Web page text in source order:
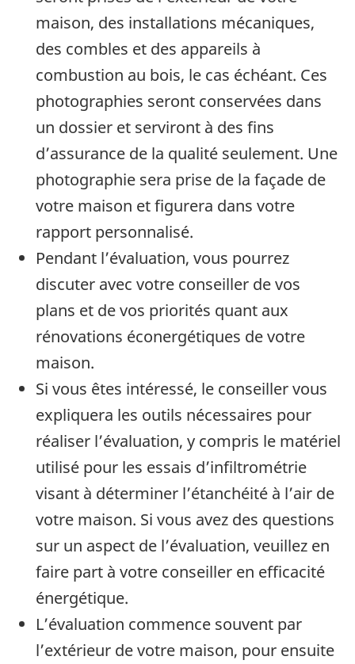
maison, des installations mécaniques,
des combles et des appareils à
combustion au bois, le cas échéant. Ces
photographies seront conservées dans
un dossier et serviront à des fins
d’assurance de la qualité seulement. Une
photographie sera prise de la façade de
votre maison et figurera dans votre
rapport personnalisé.
Pendant l’évaluation, vous pourrez
discuter avec votre conseiller de vos
plans et de vos priorités quant aux
rénovations éconergétiques de votre
maison.
Si vous êtes intéressé, le conseiller vous
expliquera les outils nécessaires pour
réaliser l’évaluation, y compris le matériel
utilisé pour les essais d’infiltrométrie
visant à déterminer l’étanchéité à l’air de
votre maison. Si vous avez des questions
sur un aspect de l’évaluation, veuillez en
faire part à votre conseiller en efficacité
énergétique.
L’évaluation commence souvent par
l’extérieur de votre maison, pour ensuite